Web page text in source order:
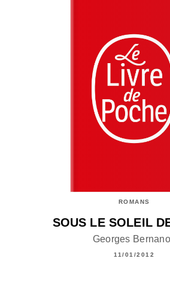
ROMANS
SOUS LE SOLEIL
Georges
11/01/2012